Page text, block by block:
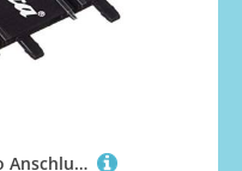
Carrera 20061530 - Go Anschlussschiene für Transformatoren mit 1 Ausgangskabel